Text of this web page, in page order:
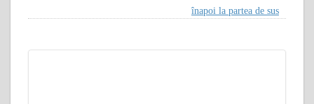
înapoi la partea de sus